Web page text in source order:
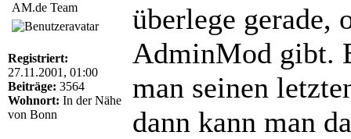
AM.de Team
Registriert:
27.11.2001, 01:00
Beiträge: 3564
Wohnort: In der Nähe
von Bonn
überlege gerade,
AdminMod gibt.
man seinen
dann kann man